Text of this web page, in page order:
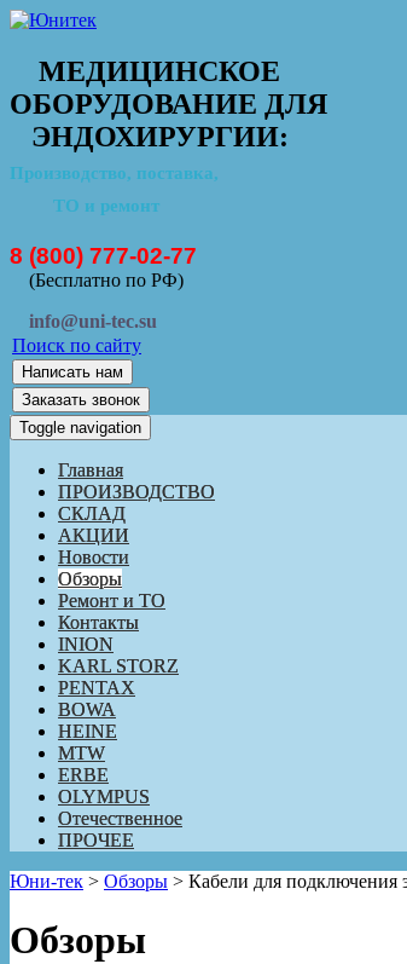
МЕДИЦИНСКОЕ
ОБОРУДОВАНИЕ ДЛЯ
ЭНДОХИРУРГИИ:
Производство, поставка,
ТО и ремонт
8 (800) 777-02-77
(Бесплатно по РФ)
info@uni-tec.su
Поиск по сайту
Написать нам
Заказать звонок
Toggle navigation
Главная
ПРОИЗВОДСТВО
СКЛАД
АКЦИИ
Новости
Обзоры
Ремонт и ТО
Контакты
INION
KARL STORZ
PENTAX
BOWA
HEINE
MTW
ERBE
OLYMPUS
Отечественное
ПРОЧЕЕ
Юни-тек > Обзоры > Кабели для подключения
Обзоры